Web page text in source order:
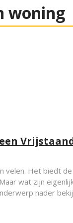
woning
velen. Het biedt
wat zijn
nader